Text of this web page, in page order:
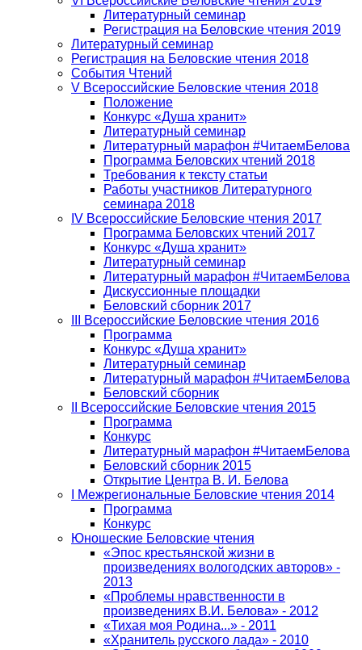
Литературный семинар
Регистрация на Беловские чтения 2019
Литературный семинар
Регистрация на Беловские чтения 2018
События Чтений
V Всероссийские Беловские чтения 2018
Положение
Конкурс «Душа хранит»
Литературный семинар
Литературный марафон #ЧитаемБелова
Программа Беловских чтений 2018
Требования к тексту статьи
Работы участников Литературного
семинара 2018
IV Всероссийские Беловские чтения 2017
Программа Беловских чтений 2017
Конкурс «Душа хранит»
Литературный семинар
Литературный марафон #ЧитаемБелова
Дискуссионные площадки
Беловский сборник 2017
III Всероссийские Беловские чтения 2016
Программа
Конкурс «Душа хранит»
Литературный семинар
Литературный марафон #ЧитаемБелова
Беловский сборник
II Всероссийские Беловские чтения 2015
Программа
Конкурс
Литературный марафон #ЧитаемБелова
Беловский сборник 2015
Открытие Центра В. И. Белова
I Межрегиональные Беловские чтения 2014
Программа
Конкурс
Юношеские Беловские чтения
«Эпос крестьянской жизни в
произведениях вологодских авторов» -
2013
«Проблемы нравственности в
произведениях В.И. Белова» - 2012
«Тихая моя Родина...» - 2011
«Хранитель русского лада» - 2010